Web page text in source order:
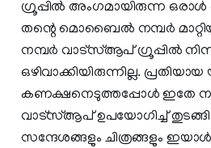
ഗ്രൂപ്പില്‍ അംഗമായിരുന്ന
തന്റെ മൊബൈല്‍ നമ്പര്‍
നമ്പര്‍ വാട്സ്ആപ് ഗ്രൂപ്പില്‍
ഒഴിവാക്കിയിരുന്നില്ല.
കണക്ഷനെടുത്തപ്പോള്‍ ഇതേ
വാട്സ്ആപ് ഉപയോഗിച്ച്
സന്ദേശങ്ങളും ചിത്രങ്ങളും